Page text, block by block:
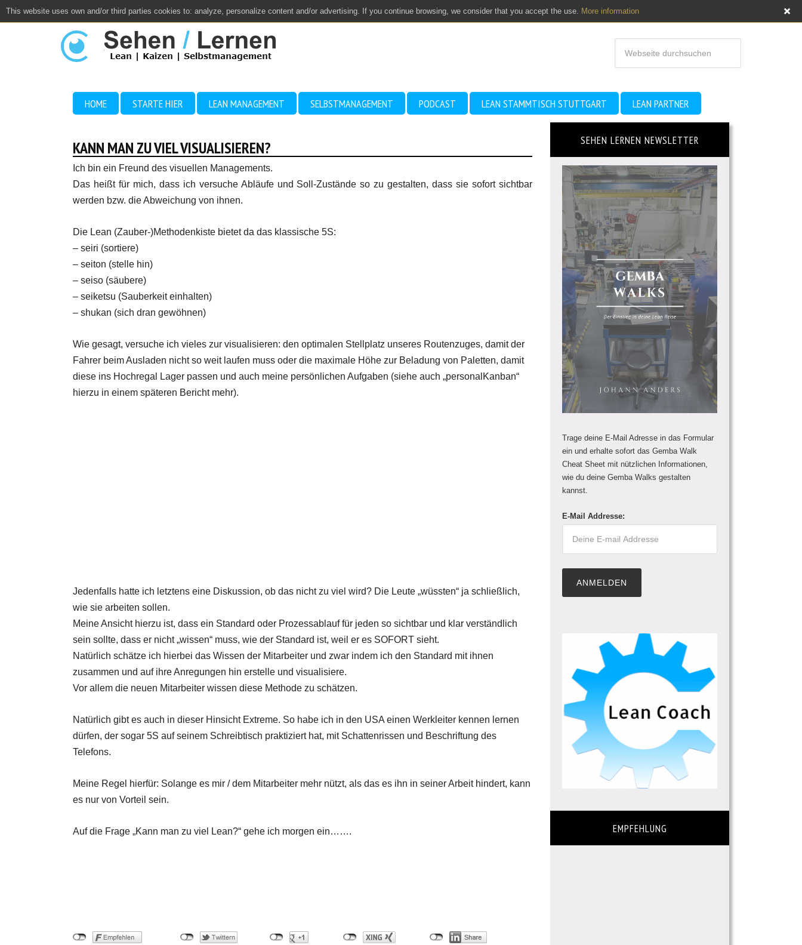
This website uses own and/or third parties cookies to: analyze, personalize content and/or advertising. If you continue browsing, we consider that you accept the use. More information
Close
HOME STARTE HIER LEAN MANAGEMENT SELBSTMANAGEMENT PODCAST LEAN STAMMTISCH STUTTGART LEAN PARTNER
KANN MAN ZU VIEL VISUALISIEREN?
Ich bin ein Freund des visuellen Managements.
Das heißt für mich, dass ich versuche Abläufe und Soll-Zustände so zu gestalten, dass sie sofort sichtbar
werden bzw. die Abweichung von ihnen.
Die Lean (Zauber-)Methodenkiste bietet da das klassische 5S:
– seiri (sortiere)
– seiton (stelle hin)
– seiso (säubere)
– seiketsu (Sauberkeit einhalten)
– shukan (sich dran gewöhnen)
Wie gesagt, versuche ich vieles zur visualisieren: den optimalen Stellplatz unseres Routenzuges, damit der
Fahrer beim Ausladen nicht so weit laufen muss oder die maximale Höhe zur Beladung von Paletten, damit
diese ins Hochregal Lager passen und auch meine persönlichen Aufgaben (siehe auch „personalKanban“
hierzu in einem späteren Bericht mehr).
Jedenfalls hatte ich letztens eine Diskussion, ob das nicht zu viel wird? Die Leute „wüssten“ ja schließlich,
wie sie arbeiten sollen.
Meine Ansicht hierzu ist, dass ein Standard oder Prozessablauf für jeden so sichtbar und klar verständlich
sein sollte, dass er nicht „wissen“ muss, wie der Standard ist, weil er es SOFORT sieht.
Natürlich schätze ich hierbei das Wissen der Mitarbeiter und zwar indem ich den Standard mit ihnen
zusammen und auf ihre Anregungen hin erstelle und visualisiere.
Vor allem die neuen Mitarbeiter wissen diese Methode zu schätzen.
Natürlich gibt es auch in dieser Hinsicht Extreme. So habe ich in den USA einen Werkleiter kennen lernen
dürfen, der sogar 5S auf seinem Schreibtisch praktiziert hat, mit Schattenrissen und Beschriftung des
Telefons.
Meine Regel hierfür: Solange es mir / dem Mitarbeiter mehr nützt, als das es ihn in seiner Arbeit hindert, kann
es nur von Vorteil sein.
Auf die Frage „Kann man zu viel Lean?“ gehe ich morgen ein…….
SEHEN LERNEN NEWSLETTER
Trage deine E-Mail Adresse in das Formular
ein und erhalte sofort das Gemba Walk
Cheat Sheet mit nützlichen Informationen,
wie du deine Gemba Walks gestalten
kannst.
E-Mail Addresse:
EMPFEHLUNG